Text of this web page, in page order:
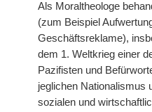
Als Moraltheologe
(zum Beispiel
Geschäftsreklame),
dem 1. Weltkrieg einer
Pazifisten und
jeglichen Nationalismus
sozialen und